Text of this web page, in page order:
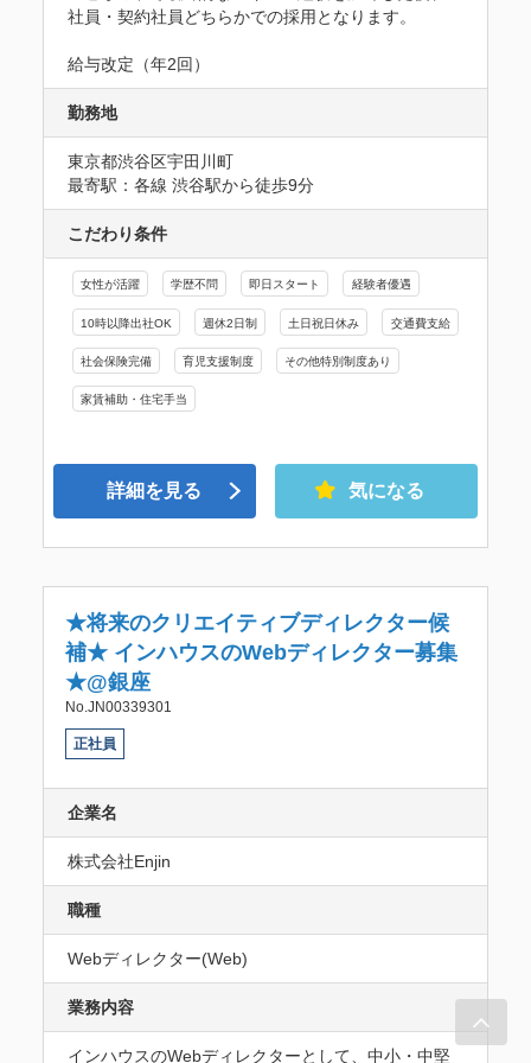
社員・契約社員どちらかでの採用となります。
給与改定（年2回）
勤務地
東京都渋谷区宇田川町
最寄駅：各線 渋谷駅から徒歩9分
こだわり条件
女性が活躍 学歴不問 即日スタート 経験者優遇
10時以降出社OK 週休2日制 土日祝日休み 交通費支給
社会保険完備 育児支援制度 その他特別制度あり
家賃補助・住宅手当
詳細を見る 気になる
★将来のクリエイティブディレクター候
補★ インハウスのWebディレクター募集
★@銀座
No.JN00339301
正社員
企業名
株式会社Enjin
職種
Webディレクター(Web)
業務内容
インハウスのWebディレクターとして、中⼩・中堅